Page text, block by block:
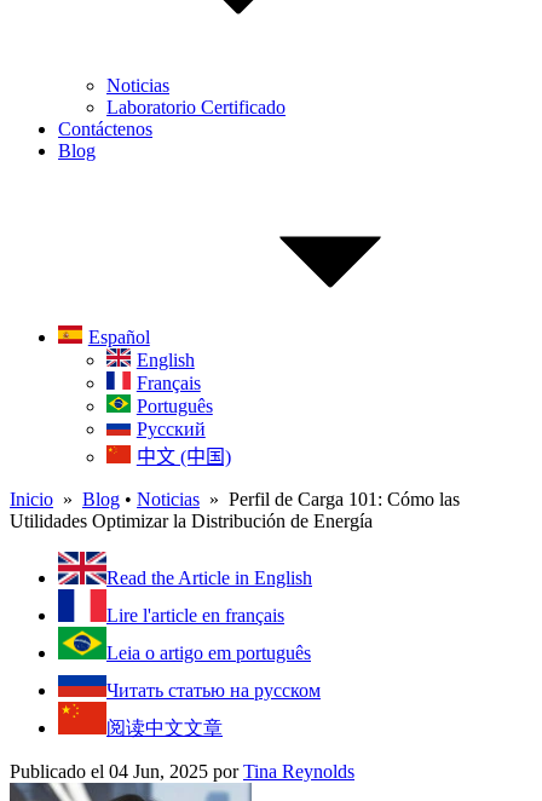
Noticias
Laboratorio Certificado
Contáctenos
Blog
Español
English
Français
Português
Русский
中文 (中国)
Inicio » Blog • Noticias » Perfil de Carga 101: Cómo las
Utilidades Optimizar la Distribución de Energía
Read the Article in English
Lire l'article en français
Leia o artigo em português
Читать статью на русском
阅读中文文章
Publicado el 04 Jun, 2025 porTina Reynolds